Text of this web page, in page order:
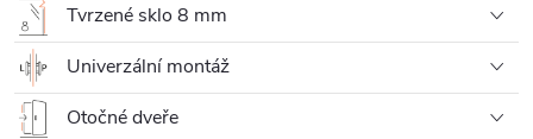
Tvrzené sklo 8 mm
Univerzální montáž
Otočné dveře